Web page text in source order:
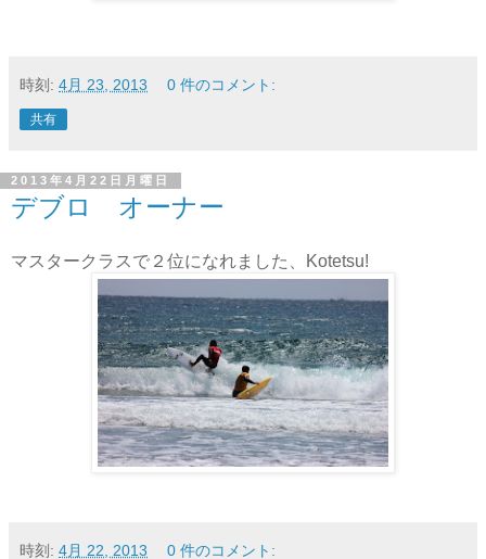
時刻: 4月 23, 2013 0 件のコメント:
共有
2013年4月22日月曜日
デブロ オーナー
マスタークラスで２位になれました、Kotetsu!
時刻: 4月 22, 2013 0 件のコメント: